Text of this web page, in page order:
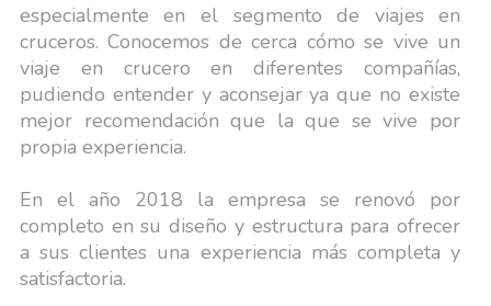
especialmente en el segmento de viajes en
cruceros. Conocemos de cerca cómo se vive un
viaje en crucero en diferentes compañías,
pudiendo entender y aconsejar ya que no existe
mejor recomendación que la que se vive por
propia experiencia.
En el año 2018 la empresa se renovó por
completo en su diseño y estructura para ofrecer
a sus clientes una experiencia más completa y
satisfactoria.